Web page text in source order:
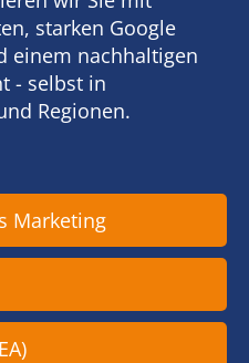
starken Google
einem nachhaltigen
- selbst in
Regionen.
Marketing